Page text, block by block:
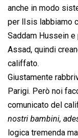
anche in modo
per lIsis
Saddam Hussein
Assad, quindi
califfato.
Giustamente
Parigi. Però noi
comunicato del
nostri bambini,
logica tremenda